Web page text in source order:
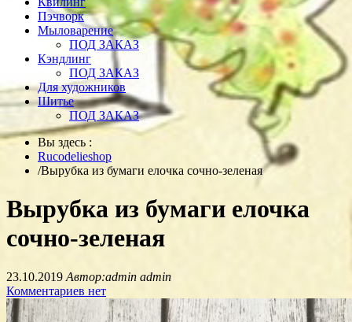
Пэчворк
Мыловарение
ПОД ЗАКАЗ
Кэндлинг
ПОД ЗАКАЗ
Для художников
Шитье
ПОД ЗАКАЗ
Вы здесь :
Rucodelieshop
/Вырубка из бумаги елочка сочно-зеленая
Вырубка из бумаги елочка
сочно-зеленая
23.10.2019 Автор:admin admin
Комментариев нет